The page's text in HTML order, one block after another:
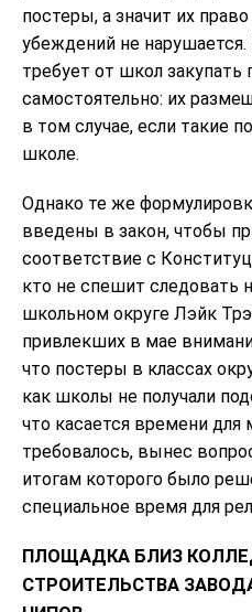
постеры, а значит их
убеждений не нарушается.
требует от школ
самостоятельно: их
в том случае, если такие
школе.
Однако те же
введены в закон, чтобы
соответствие с
кто не спешит следовать
школьном округе Лэйк
привлекших в мае
что постеры в классах
как школы не получали
что касается времени для
требовалось, вынес
итогам которого было
специальное время для
ПЛОЩАДКA БЛИЗ
СТРОИТЕЛЬСТВА